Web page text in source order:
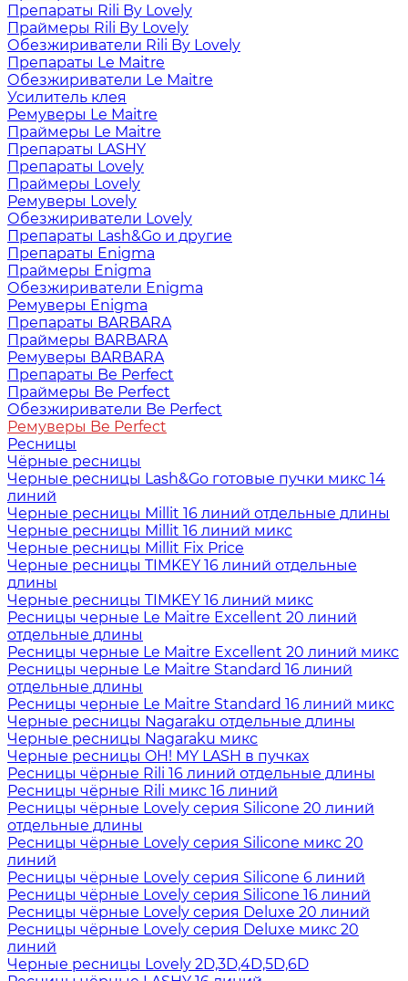
Препараты Rili By Lovely
Праймеры Rili By Lovely
Обезжириватели Rili By Lovely
Препараты Le Maitre
Обезжириватели Le Maitre
Усилитель клея
Ремуверы Le Maitre
Праймеры Le Maitre
Препараты LASHY
Препараты Lovely
Праймеры Lovely
Ремуверы Lovely
Обезжириватели Lovely
Препараты Lash&Go и другие
Препараты Enigma
Праймеры Enigma
Обезжириватели Enigma
Ремуверы Enigma
Препараты BARBARA
Праймеры BARBARA
Ремуверы BARBARA
Препараты Be Perfect
Праймеры Be Perfect
Обезжириватели Be Perfect
Ремуверы Be Perfect
Ресницы
Чёрные ресницы
Черные ресницы Lash&Go готовые пучки микс 14
линий
Черные ресницы Millit 16 линий отдельные длины
Черные ресницы Millit 16 линий микс
Черные ресницы Millit Fix Price
Черные ресницы TIMKEY 16 линий отдельные
длины
Черные ресницы TIMKEY 16 линий микс
Ресницы черные Le Maitre Excellent 20 линий
отдельные длины
Ресницы черные Le Maitre Excellent 20 линий микс
Ресницы черные Le Maitre Standard 16 линий
отдельные длины
Ресницы черные Le Maitre Standard 16 линий микс
Черные ресницы Nagaraku отдельные длины
Черные ресницы Nagaraku микс
Черные ресницы OH! MY LASH в пучках
Ресницы чёрные Rili 16 линий отдельные длины
Ресницы чёрные Rili микс 16 линий
Ресницы чёрные Lovely серия Silicone 20 линий
отдельные длины
Ресницы чёрные Lovely серия Silicone микс 20
линий
Ресницы чёрные Lovely серия Silicone 6 линий
Ресницы чёрные Lovely серия Silicone 16 линий
Ресницы чёрные Lovely серия Deluxe 20 линий
Ресницы чёрные Lovely серия Deluxe микс 20
линий
Черные ресницы Lovely 2D,3D,4D,5D,6D